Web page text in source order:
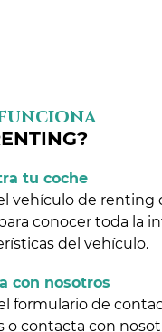
tu coche
vehículo de renting
conocer toda la
del vehículo.
con nosotros
formulario de
o contacta con